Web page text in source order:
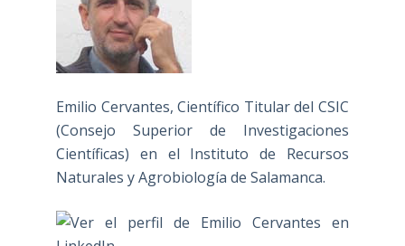
Emilio Cervantes, Científico Titular del CSIC
(Consejo Superior de Investigaciones
Científicas) en el Instituto de Recursos
Naturales y Agrobiología de Salamanca.